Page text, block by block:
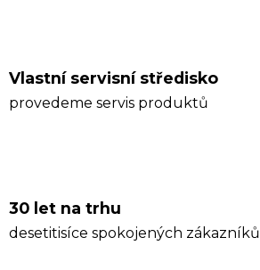
Vlastní servisní středisko
provedeme servis produktů
30 let na trhu
desetitisíce spokojených zákazníků